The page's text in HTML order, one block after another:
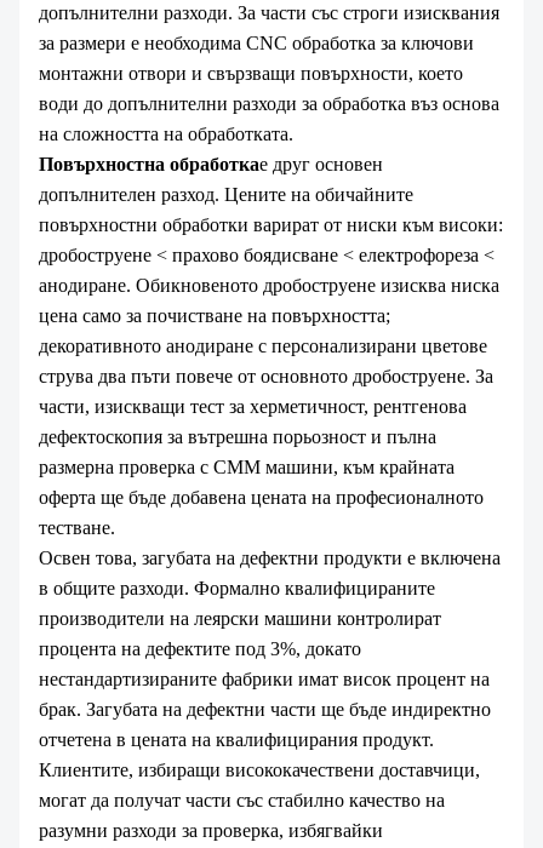
допълнителни разходи. За части със строги изисквания
за размери е необходима CNC обработка за ключови
монтажни отвори и свързващи повърхности, което
води до допълнителни разходи за обработка въз основа
на сложността на обработката.
Повърхностна обработкае друг основен
допълнителен разход. Цените на обичайните
повърхностни обработки варират от ниски към високи:
дробоструене < прахово боядисване < електрофореза <
анодиране. Обикновеното дробоструене изисква ниска
цена само за почистване на повърхността;
декоративното анодиране с персонализирани цветове
струва два пъти повече от основното дробоструене. За
части, изискващи тест за херметичност, рентгенова
дефектоскопия за вътрешна порьозност и пълна
размерна проверка с CMM машини, към крайната
оферта ще бъде добавена цената на професионалното
тестване.
Освен това, загубата на дефектни продукти е включена
в общите разходи. Формално квалифицираните
производители на леярски машини контролират
процента на дефектите под 3%, докато
нестандартизираните фабрики имат висок процент на
брак. Загубата на дефектни части ще бъде индиректно
отчетена в цената на квалифицирания продукт.
Клиентите, избиращи висококачествени доставчици,
могат да получат части със стабилно качество на
разумни разходи за проверка, избягвайки